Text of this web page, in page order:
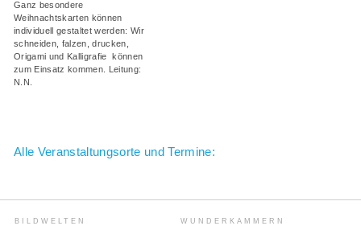
Ganz besondere
Weihnachtskarten können
individuell gestaltet werden: Wir
schneiden, falzen, drucken,
Origami und Kalligrafie können
zum Einsatz kommen. Leitung:
N.N.
Alle Veranstaltungsorte und Termine:
BILDWELTEN WUNDERKAMMERN